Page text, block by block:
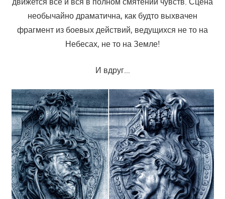
необычайно драматична, как будто выхвачен
фрагмент из боевых действий, ведущихся не то на
Небесах, не то на Земле!
И вдруг…